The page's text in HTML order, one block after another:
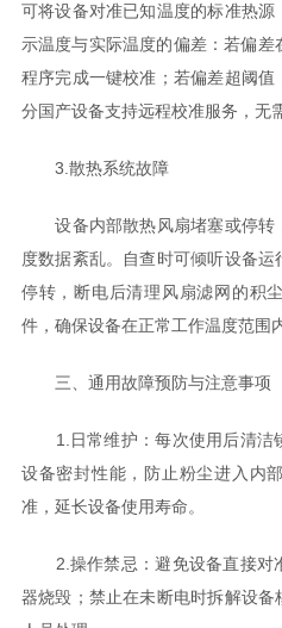
可将设备对准已知温度的标准热
示温度与实际温度的偏差：若偏
程序完成一键校准；若偏差超阈
分国产设备支持远程校准服务，无
3.散热系统故障
设备内部散热风扇堵塞或停转
度数据紊乱。自查时可倾听设备
停转，断电后清理风扇滤网的积
件，确保设备在正常工作温度范围
三、通用故障预防与注意事项
1.日常维护：每次使用后清洁
设备密封性能，防止粉尘进入内
准，延长设备使用寿命。
2.操作禁忌：避免设备直接对
器烧毁；禁止在未断电时拆解设